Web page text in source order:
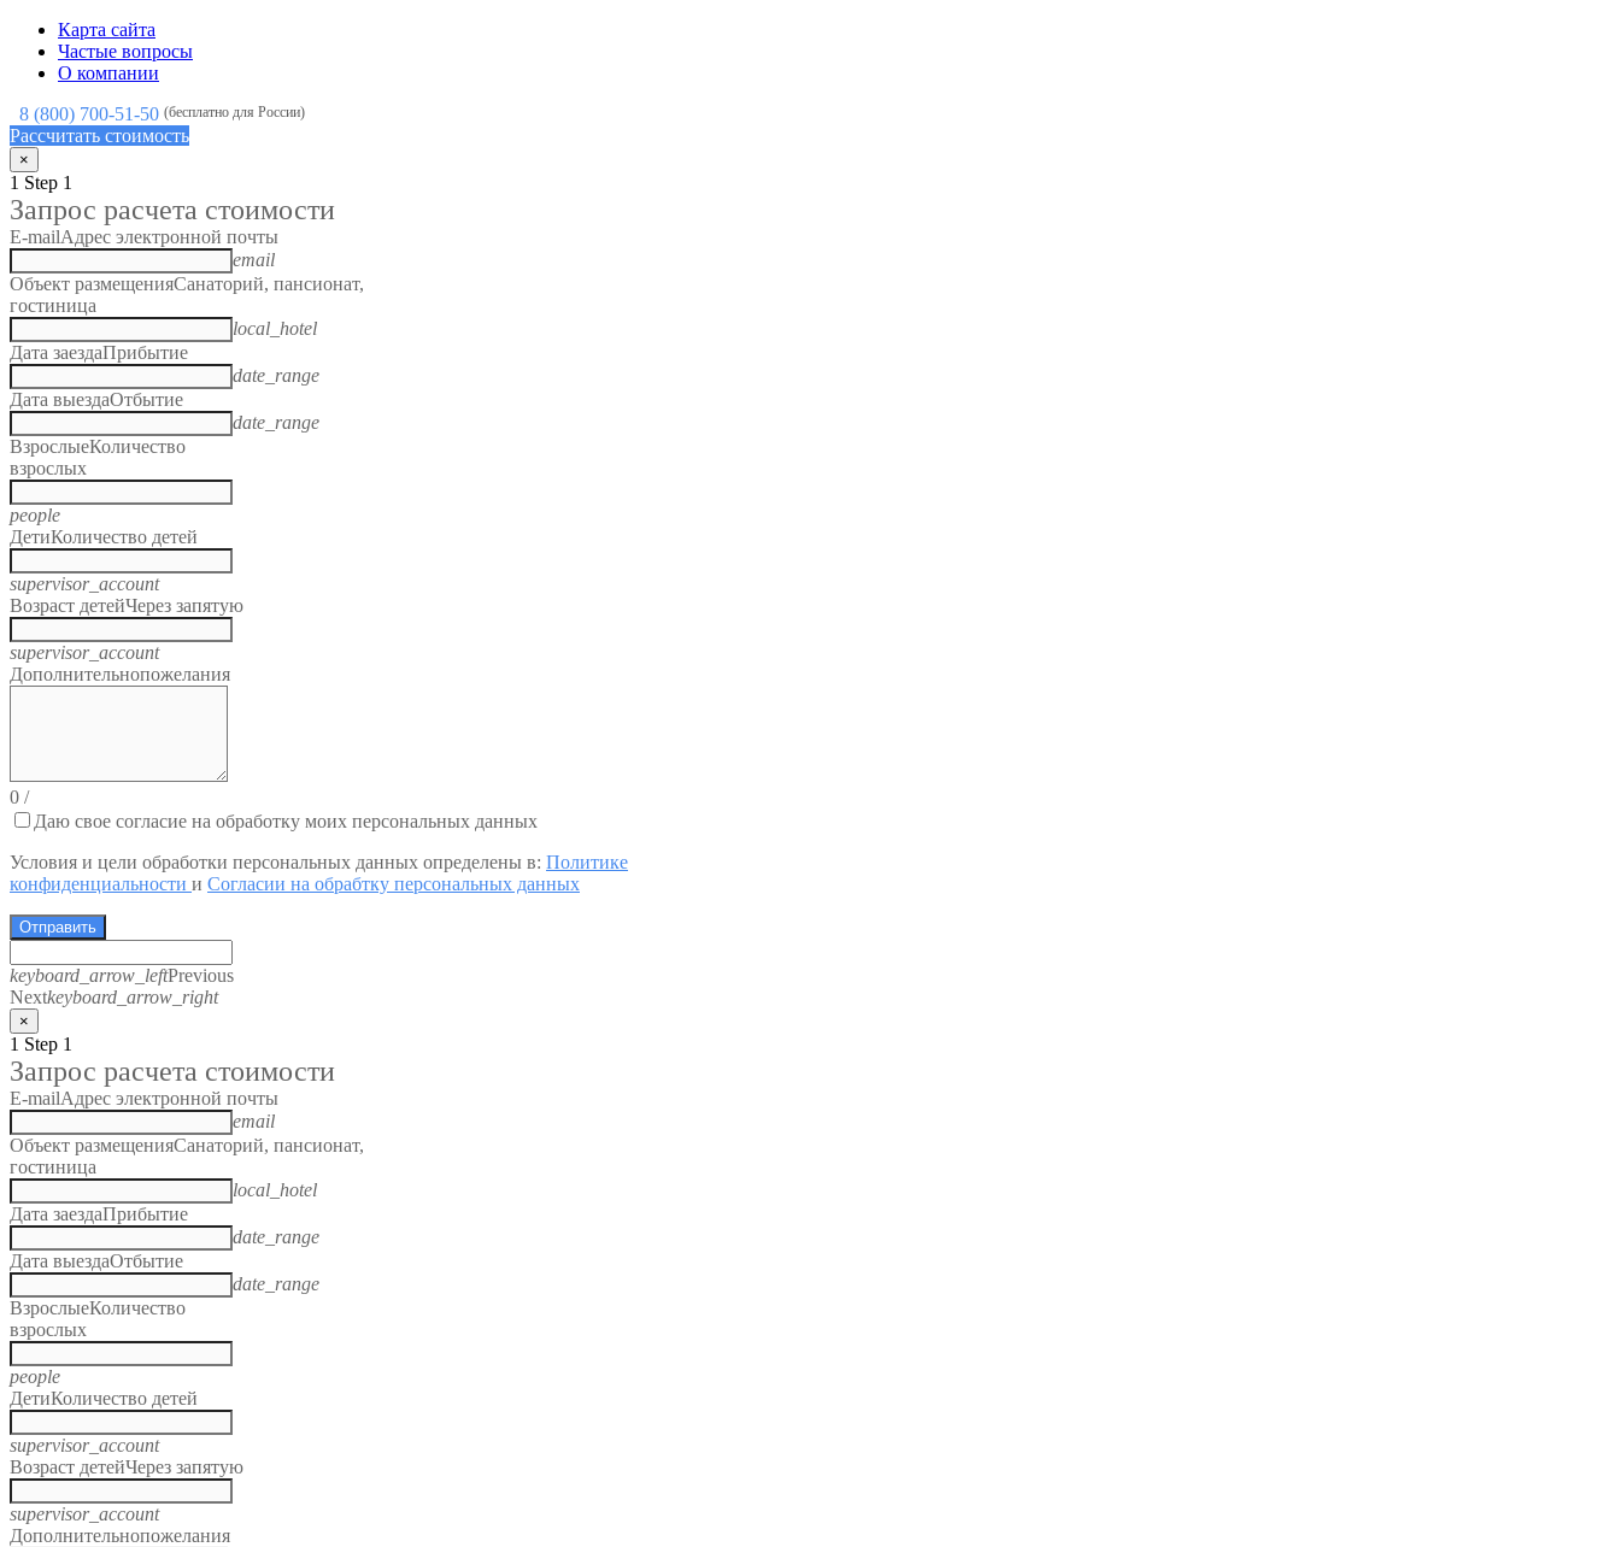
Карта сайта
Частые вопросы
О компании
8 (800) 700-51-50 (бесплатно для России)
Рассчитать стоимость
×
1 Step 1
Запрос расчета стоимости
E-mailАдрес электронной почты
email
Объект размещенияСанаторий, пансионат,
гостиница
local_hotel
Дата заездаПрибытие
date_range
Дата выездаОтбытие
date_range
ВзрослыеКоличество
взрослых
people
ДетиКоличество детей
supervisor_account
Возраст детейЧерез запятую
supervisor_account
Дополнительнопожелания
0 /
Даю свое согласие на обработку моих персональных данных
Условия и цели обработки персональных данных определены в: Политике
конфиденциальности и Согласии на обрабтку персональных данных
Отправить
keyboard_arrow_leftPrevious
Nextkeyboard_arrow_right
×
1 Step 1
Запрос расчета стоимости
E-mailАдрес электронной почты
email
Объект размещенияСанаторий, пансионат,
гостиница
local_hotel
Дата заездаПрибытие
date_range
Дата выездаОтбытие
date_range
ВзрослыеКоличество
взрослых
people
ДетиКоличество детей
supervisor_account
Возраст детейЧерез запятую
supervisor_account
Дополнительнопожелания